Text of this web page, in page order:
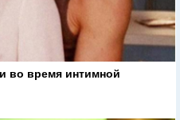
во время интимной